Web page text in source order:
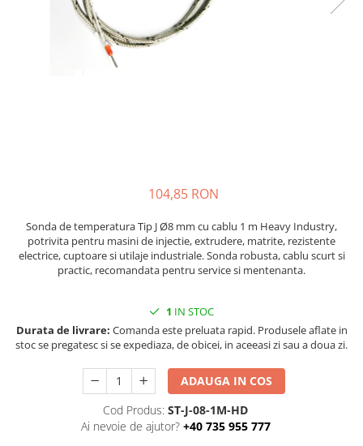
Rezistente electrice banda mica
Rezistente Ceramice
Rezistente electrice plate mica
Rezistente electrice tubulara
Rezistenta cuptor
104,85 RON
Sonda de temperatura Tip J Ø8 mm cu cablu 1 m Heavy Industry,
potrivita pentru masini de injectie, extrudere, matrite, rezistente
electrice, cuptoare si utilaje industriale. Sonda robusta, cablu scurt si
practic, recomandata pentru service si mentenanta.
1 IN STOC
Durata de livrare: Comanda este preluata rapid. Produsele aflate in
stoc se pregatesc si se expediaza, de obicei, in aceeasi zi sau a doua zi.
ADAUGA IN COS
Cod Produs: ST-J-08-1M-HD
Ai nevoie de ajutor? +40 735 955 777